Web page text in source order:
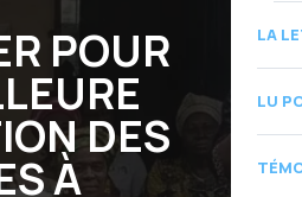
LA
LU
POUR
DES
À